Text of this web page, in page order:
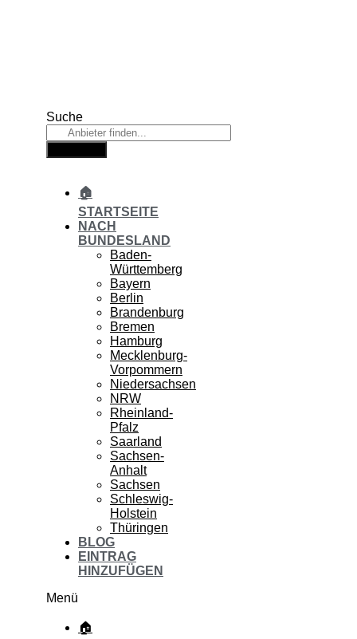
Suche
🏠
STARTSEITE
NACH
BUNDESLAND
Baden-
Württemberg
Bayern
Berlin
Brandenburg
Bremen
Hamburg
Mecklenburg-
Vorpommern
Niedersachsen
NRW
Rheinland-
Pfalz
Saarland
Sachsen-
Anhalt
Sachsen
Schleswig-
Holstein
Thüringen
BLOG
EINTRAG
HINZUFÜGEN
Menü
🏠